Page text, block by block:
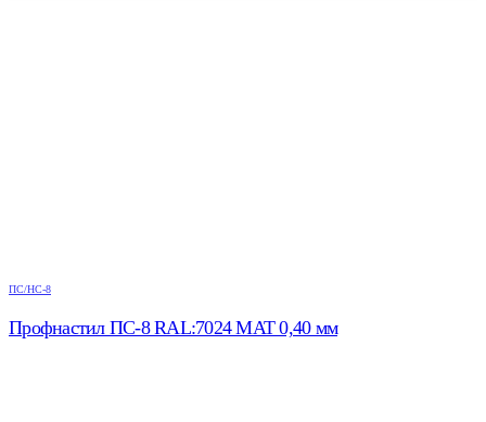
ПС/НС-8
Профнастил ПС-8 RAL:7024 МАТ 0,40 мм